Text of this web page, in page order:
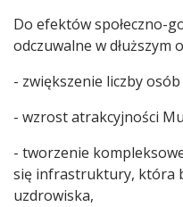
Do efektów społeczno-
odczuwalne w dłuższym
- zwiększenie liczby
- wzrost atrakcyjności
- tworzenie
się infrastruktury, która
uzdrowiska,